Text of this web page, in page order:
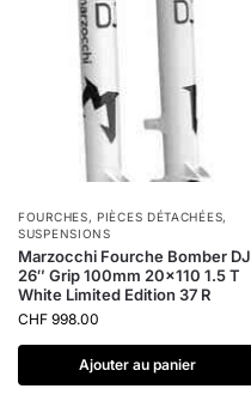
FOURCHES,PIÈCES DÉTACHÉES,
SUSPENSIONS
Marzocchi Fourche Bomber DJ
26″ Grip 100mm 20×110 1.5 T
White Limited Edition 37 R
CHF 998.00
Ajouter au panier